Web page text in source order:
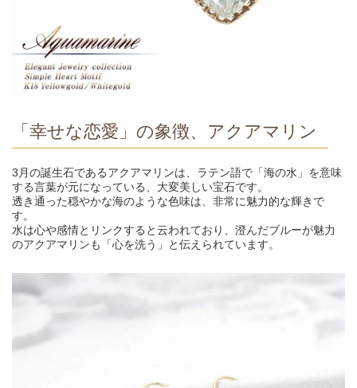
「幸せな恋愛」の象徴、アクアマリン
3月の誕生石であるアクアマリンは、ラテン語で「海の水」を意味
する言葉が元になっている、大変美しい宝石です。
透き通った穏やかな海のような色味は、非常に魅力的な輝きで
す。
水は心や感情とリンクすると云われており、澄んだブルーが魅力
のアクアマリンも「心を洗う」と伝えられています。